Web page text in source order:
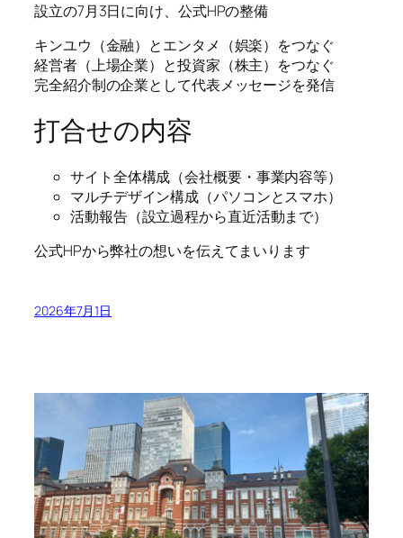
設立の7月3日に向け、公式HPの整備
キンユウ（金融）とエンタメ（娯楽）をつなぐ
経営者（上場企業）と投資家（株主）をつなぐ
完全紹介制の企業として代表メッセージを発信
打合せの内容
サイト全体構成（会社概要・事業内容等）
マルチデザイン構成（パソコンとスマホ）
活動報告（設立過程から直近活動まで）
公式HPから弊社の想いを伝えてまいります
2026年7月1日